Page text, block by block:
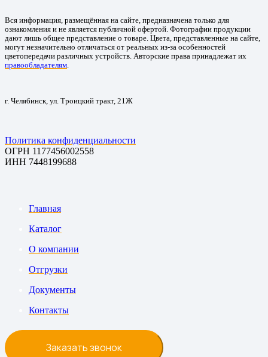
Вся информация, размещённая на сайте, предназначена только для
ознакомления и не является публичной офертой. Фотографии продукции
дают лишь общее представление о товаре. Цвета, представленные на сайте,
могут незначительно отличаться от реальных из-за особенностей
цветопередачи различных устройств. Авторские права принадлежат их
правообладателям
г. Челябинск, ул. Троицкий тракт, 21Ж
Политика конфиденциальности
ОГРН 1177456002558
ИНН 7448199688
Главная
Каталог
О компании
Отгрузки
Документы
Контакты
Заказать звонок